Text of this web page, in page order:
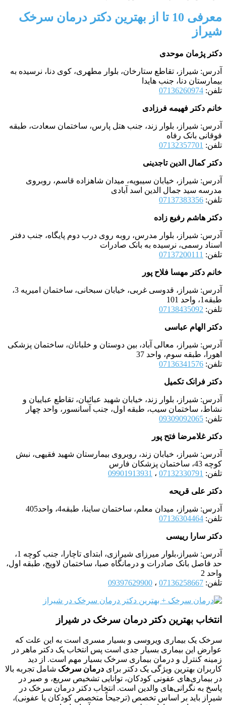
معرفی 10 تا از بهترین دکتر درمان سرخک
شیراز
دکتر پژمان موحدی
آدرس: شیراز، تقاطع ستارخان، بلوار مطهری، کوی دنا، نرسیده به
بیمارستان دنا، جنب هایدا
تلفن: 07136260974
خانم دکتر فهیمه فرزادی
آدرس: شیراز، بلوار زند، جنب هتل پارس، ساختمان سعادت، طبقه
فوقانی بانک رفاه
تلفن: 07132357701
دکتر کمال الدین تاجدینی
آدرس: شیراز، خیابان سیبویه، میدان شاهزاده قاسم، روبروی
مدرسه سید جمال الدین اسد آبادی
تلفن: 07137383356
دکتر هاشم رفیع زاده
آدرس: شیراز، بلوار مدرس، روبه روی درب دوم پایگاه، جنب دفتر
اسناد رسمی، نرسیده به بانک صادرات
تلفن: 07137200111
خانم دکتر مهسا فلاح پور
آدرس: شیراز، قدوسی غربی، خیابان سبحانی، ساختمان امیریه 3،
طبقه1، واحد 101
تلفن: 07138435092
دکتر الهام عباسی
آدرس: شیراز، معالی آباد، بین دوستان و خلبانان، ساختمان پزشکی
اهورا، طبقه سوم، واحد 37
تلفن: 07136341576
دکتر فرانک تکمیل
آدرس: شیراز، بلوار زند، خیابان شهید عبائیان، تقاطع عباییان و
نشاط، ساختمان سیب، طبقه اول، جنب آسانسور، واحد چهار
تلفن: 09309092065
دکتر غلامرضا فتح پور
آدرس: شیراز، خیابان زند، روبروی بیمارستان شهید فقیهی، نبش
کوچه 43، ساختمان پزشکان فارس
تلفن: 07132330791 ، 09901913931
دکتر علی قریحه
آدرس: شیراز، میدان معلم، ساختمان ساینا، طبقه4، واحد405
تلفن: 07136304464
دکتر سارا رییسی
آدرس: شیراز،بلوار میرزای شیرازی، ابتدای تاچارا، جنب کوچه 1،
حد فاصل بانک صادرات و درمانگاه صبا، ساختمان لاویج، طبقه اول،
واحد 2
تلفن: 07136258667 ، 09397629900
انتخاب بهترین دکتر درمان سرخک در شیراز
سرخک یک بیماری ویروسی و بسیار مسری است به این علت که
عوارض این بیماری بسیار جدی است پس انتخاب یک دکتر ماهر در
زمینه کنترل و درمان بیماری سرخک بسیار مهم است. از دید
کاربران بهترین ویژگی یک دکتر برای درمان سرخک شامل تجربه بالا
در بیماری‌های عفونی کودکان، توانایی تشخیص سریع، و صبر در
پاسخ به نگرانی‌های والدین است. انتخاب دکتر درمان سرخک در
شیراز باید بر اساس تخصص (ترجیحاً متخصص کودکان یا عفونی)،